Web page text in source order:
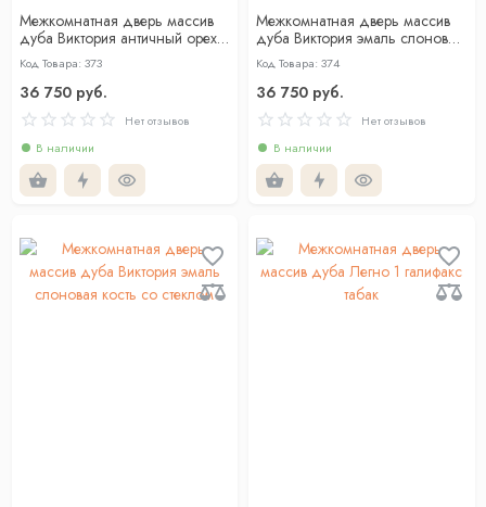
Межкомнатная дверь массив
дуба Виктория античный орех
со стеклом
Код Товара: 373
36 750 руб.
Нет отзывов
В наличии
Межкомнатная дверь массив
дуба Виктория эмаль слоновая
кость глухая
Код Товара: 374
36 750 руб.
Нет отзывов
В наличии